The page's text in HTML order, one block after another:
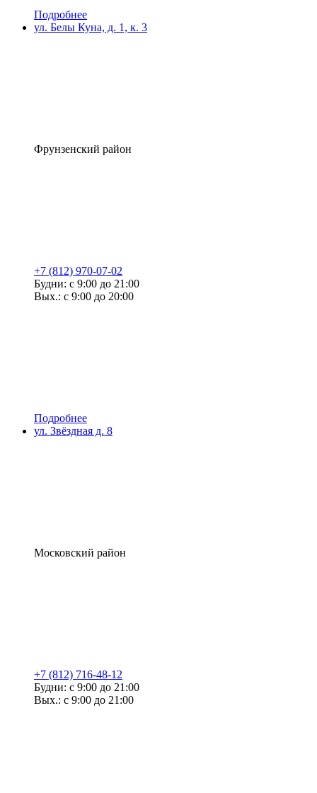
Подробнее
ул. Белы Куна, д. 1, к. 3
Фрунзенский район
+7 (812) 970-07-02
Будни: с 9:00 до 21:00
Вых.: с 9:00 до 20:00
Подробнее
ул. Звёздная д. 8
Московский район
+7 (812) 716-48-12
Будни: с 9:00 до 21:00
Вых.: с 9:00 до 21:00